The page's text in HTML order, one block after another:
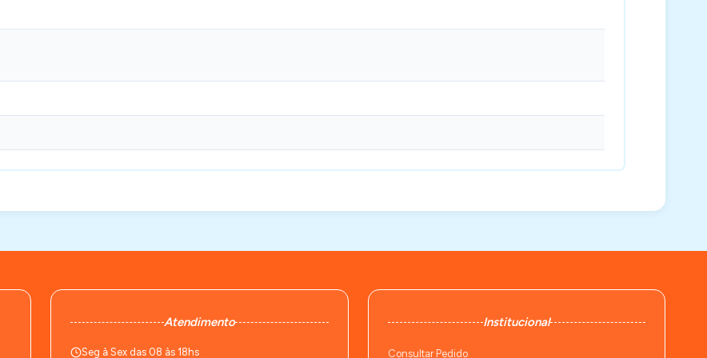
Atendimento
Seg à Sex das 08 às 18hs
Institucional
Consultar Pedido